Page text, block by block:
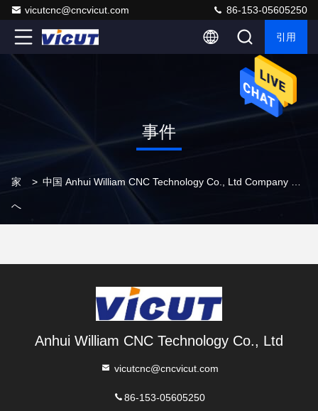
vicutcnc@cncvicut.com 86-153-05605250
引用
事件
家
へ
>
Anhui William CNC Technology Co., Ltd
vicutcnc@cncvicut.com
86-153-05605250